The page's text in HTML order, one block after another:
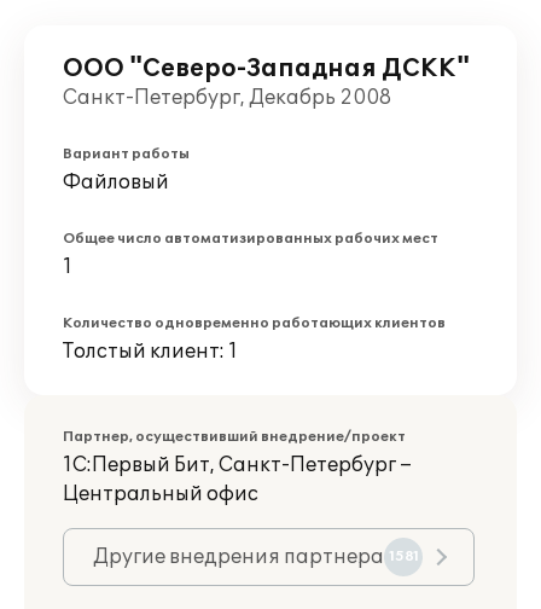
ООО "Северо-Западная ДСКК"
Санкт-Петербург, Декабрь 2008
Вариант работы
Файловый
Общее число автоматизированных рабочих мест
1
Количество одновременно работающих клиентов
Толстый клиент: 1
Партнер, осуществивший внедрение/проект
1С:Первый Бит, Санкт-Петербург –
Центральный офис
Другие внедрения партнера 1581